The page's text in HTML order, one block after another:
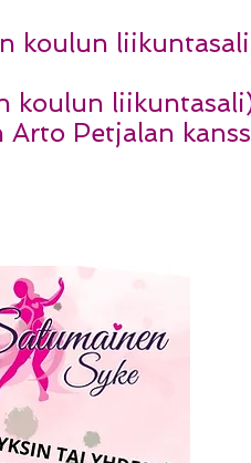
koulun
koulun
Petjalan